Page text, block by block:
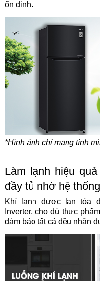
ổn định.
*Hình ảnh chỉ mang tính
Làm lạnh hiệu
đầy tủ nhờ hệ
Khí lạnh được lan tỏa
Inverter, cho dù thực
đảm bảo tất cả đều nhận